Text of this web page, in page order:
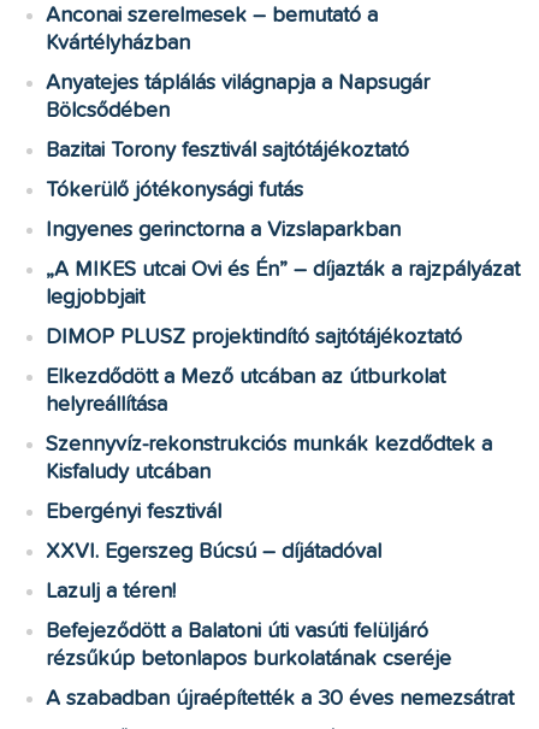
Anconai szerelmesek – bemutató a
Kvártélyházban
Anyatejes táplálás világnapja a Napsugár
Bölcsődében
Bazitai Torony fesztivál sajtótájékoztató
Tókerülő jótékonysági futás
Ingyenes gerinctorna a Vizslaparkban
„A MIKES utcai Ovi és Én” – díjazták a rajzpályázat
legjobbjait
DIMOP PLUSZ projektindító sajtótájékoztató
Elkezdődött a Mező utcában az útburkolat
helyreállítása
Szennyvíz-rekonstrukciós munkák kezdődtek a
Kisfaludy utcában
Ebergényi fesztivál
XXVI. Egerszeg Búcsú – díjátadóval
Lazulj a téren!
Befejeződött a Balatoni úti vasúti felüljáró
rézsűkúp betonlapos burkolatának cseréje
A szabadban újraépítették a 30 éves nemezsátrat